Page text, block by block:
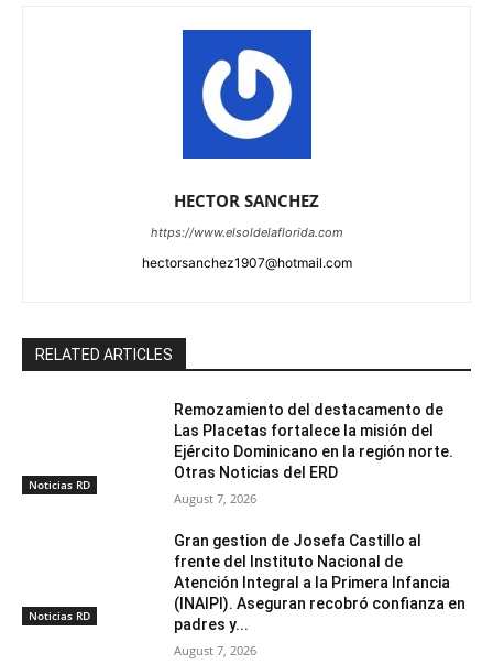
HECTOR SANCHEZ
https://www.elsoldelaflorida.com
hectorsanchez1907@hotmail.com
RELATED ARTICLES
Noticias RD
Remozamiento del destacamento de
Las Placetas fortalece la misión del
Ejército Dominicano en la región norte.
Otras Noticias del ERD
August 7, 2026
Noticias RD
Gran gestion de Josefa Castillo al
frente del Instituto Nacional de
Atención Integral a la Primera Infancia
(INAIPI). Aseguran recobró confianza en
padres y...
August 7, 2026